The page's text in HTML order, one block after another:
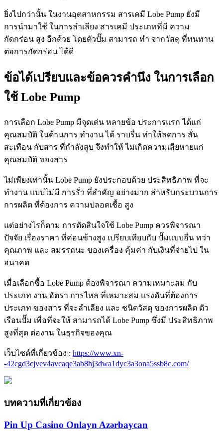
ยิ่งไปกว่านั้น ในงานอุตสาหกรรม สารเคมี Lobe Pump ยังมี
การนำมาใช้ ในการลำเลียง สารเคมี ประเภทที่มี ความ
กัดกร่อน สูง อีกด้วย โดยตัวปั๊ม สามารถ ทำ จากวัสดุ ที่ทนทาน
ต่อการกัดกร่อน ได้ดี
ข้อได้เปรียบและข้อควรคำนึง ในการเลือก
ใช้ Lobe Pump
การเลือก Lobe Pump มีจุดเด่น หลายข้อ ประการแรก ได้แก่
คุณสมบัติ ในด้านการ ทำงาน ได้ ราบรื่น ทำให้ลดการ สั่น
สะเทือน กับสาร ที่กำลังสูบ จึงทำให้ ไม่เกิดความเสียหายแก่
คุณสมบัติ ของสาร
ไม่เพียงเท่านั้น Lobe Pump ยังประกอบด้วย ประสิทธิภาพ ที่จะ
ทำงาน แบบไม่มี การรั่ว ที่สำคัญ อย่างมาก สำหรับกระบวนการ
การผลิต ที่ต้องการ ความปลอดเชื้อ สูง
แต่อย่างไรก็ตาม การตัดสินใจใช้ Lobe Pump ควรพิจารณา
ปัจจัย เรื่องราคา ที่ค่อนข้างสูง เปรียบเทียบกับ ปั๊มแบบอื่น ทว่า
คุณภาพ และ สมรรถนะ ของเครื่อง คุ้มค่า กับเงินที่จ่ายไป ใน
อนาคต
เมื่อเลือกซื้อ Lobe Pump ต้องพิจารณา ความเหมาะสม กับ
ประเภท งาน อัตรา การไหล ที่เหมาะสม แรงดันที่ต้องการ
ประเภท ของสาร ที่จะลำเลียง และ ชนิดวัสดุ ของการผลิต ตัว
เรือนปั๊ม เพื่อที่จะให้ สามารถได้ Lobe Pump ซึ่งมี ประสิทธิภาพ
สูงที่สุด ต่องาน ในธุรกิจของคุณ
เว็บไซต์ที่เกี่ยวข้อง : https://www.xn-
-42cgd3cjvev4avcaqe3ab8hj3dwa1dyc3a3ona5ssb8c.com/
บทความที่เกี่ยวข้อง
Pin Up Casino Onlayn Azərbaycan